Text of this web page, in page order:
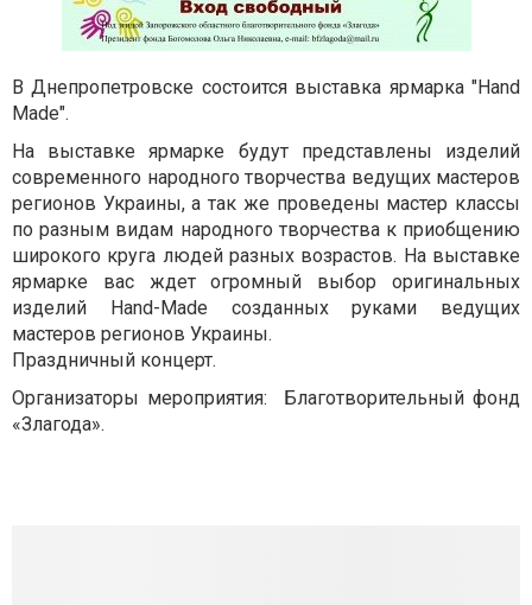
В Днепропетровске состоится выставка ярмарка "Hand
Made".
На выставке ярмарке будут представлены изделий
современного народного творчества ведущих мастеров
регионов Украины, а так же проведены мастер классы
по разным видам народного творчества к приобщению
широкого круга людей разных возрастов. На выставке
ярмарке вас ждет огромный выбор оригинальных
изделий Hand-Made созданных руками ведущих
мастеров регионов Украины.
Праздничный концерт.
Организаторы мероприятия: Благотворительный фонд
«Злагода».